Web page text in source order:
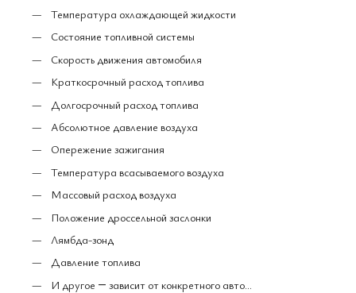
Температура охлаждающей жидкости
Состояние топливной системы
Скорость движения автомобиля
Краткосрочный расход топлива
Долгосрочный расход топлива
Абсолютное давление воздуха
Опережение зажигания
Температура всасываемого воздуха
Массовый расход воздуха
Положение дроссельной заслонки
Лямбда-зонд
Давление топлива
И другое ― зависит от конкретного авто...